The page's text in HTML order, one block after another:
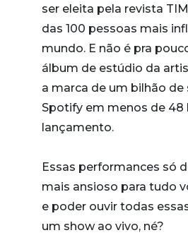
ser eleita pela revista
das 100 pessoas mais
mundo. E não é pra
álbum de estúdio da
a marca de um bilhão de
Spotify em menos de 48
lançamento.
Essas performances só
mais ansioso para tudo
e poder ouvir todas
um show ao vivo, né?